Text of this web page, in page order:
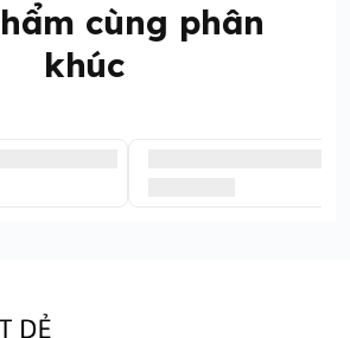
cùng phân
khúc